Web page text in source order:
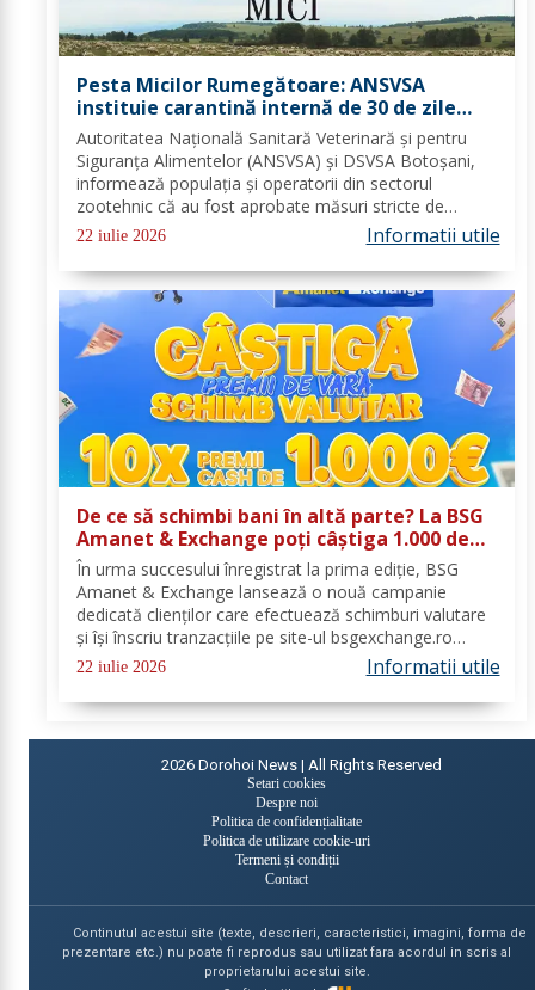
Pesta Micilor Rumegătoare: ANSVSA
instituie carantină internă de 30 de zile
pentru ovine și caprine
Autoritatea Națională Sanitară Veterinară și pentru
Siguranța Alimentelor (ANSVSA) și DSVSA Botoșani,
informează populația și operatorii din sectorul
zootehnic că au fost aprobate măsuri stricte de
urgență pe întreg teritoriul României. Decizia nr. 1,
emisă de Comitetul Național pentru Situații de...
22 iulie 2026 Informatii utile
De ce să schimbi bani în altă parte? La BSG
Amanet & Exchange poți câștiga 1.000 de
euro cash!
În urma succesului înregistrat la prima ediție, BSG
Amanet & Exchange lansează o nouă campanie
dedicată clienților care efectuează schimburi valutare
și își înscriu tranzacțiile pe site-ul bsgexchange.ro
Operațiunile pot fi realizate în agenții în perioada 20
22 iulie 2026 Informatii utile
2026 Dorohoi News | All Rights Reserved
Setari cookies
Despre noi
Politica de confidențialitate
Politica de utilizare cookie-uri
Termeni și condiții
Contact
Continutul acestui site (texte, descrieri, caracteristici, imagini, forma de
prezentare etc.) nu poate fi reprodus sau utilizat fara acordul in scris al
proprietarului acestui site.